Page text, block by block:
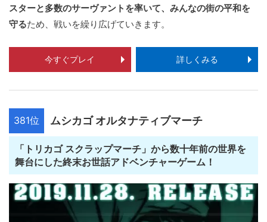
スターと多数のサーヴァントを率いて、みんなの街の平和を
守るため、戦いを繰り広げていきます。
今すぐプレイ 詳しくみる
381位 ムシカゴ オルタナティブマーチ
「トリカゴ スクラップマーチ」から数十年前の世界を
舞台にした終末お世話アドベンチャーゲーム！